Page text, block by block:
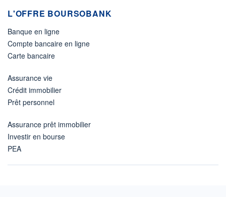
L'OFFRE BOURSOBANK
Banque en ligne
Compte bancaire en ligne
Carte bancaire
Assurance vie
Crédit immobilier
Prêt personnel
Assurance prêt immobilier
Investir en bourse
PEA